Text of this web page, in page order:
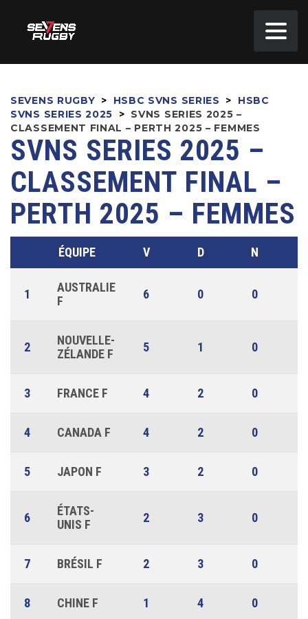
SEVENS RUGBY > HSBC SVNS SERIES >
HSBC
SVNS SERIES 2025
> SVNS SERIES 2025 –
CLASSEMENT FINAL – PERTH 2025 – FEMMES
SVNS SERIES 2025 –
CLASSEMENT FINAL –
PERTH 2025 – FEMMES
ÉQUIPE V D N
1
AUSTRALIE
F
6 0 0
2
NOUVELLE-
ZÉLANDE F
5 1 0
3 FRANCE F 4 2 0
4 CANADA F 4 2 0
5 JAPON F 3 2 0
6
ÉTATS-
UNIS F
2 3 0
7 BRÉSIL F 2 3 0
8 CHINE F 1 4 0